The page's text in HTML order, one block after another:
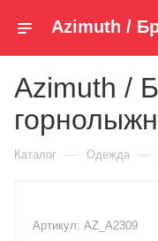
Azimuth /
Каталог — Одежда —
Артикул: AZ_A2309